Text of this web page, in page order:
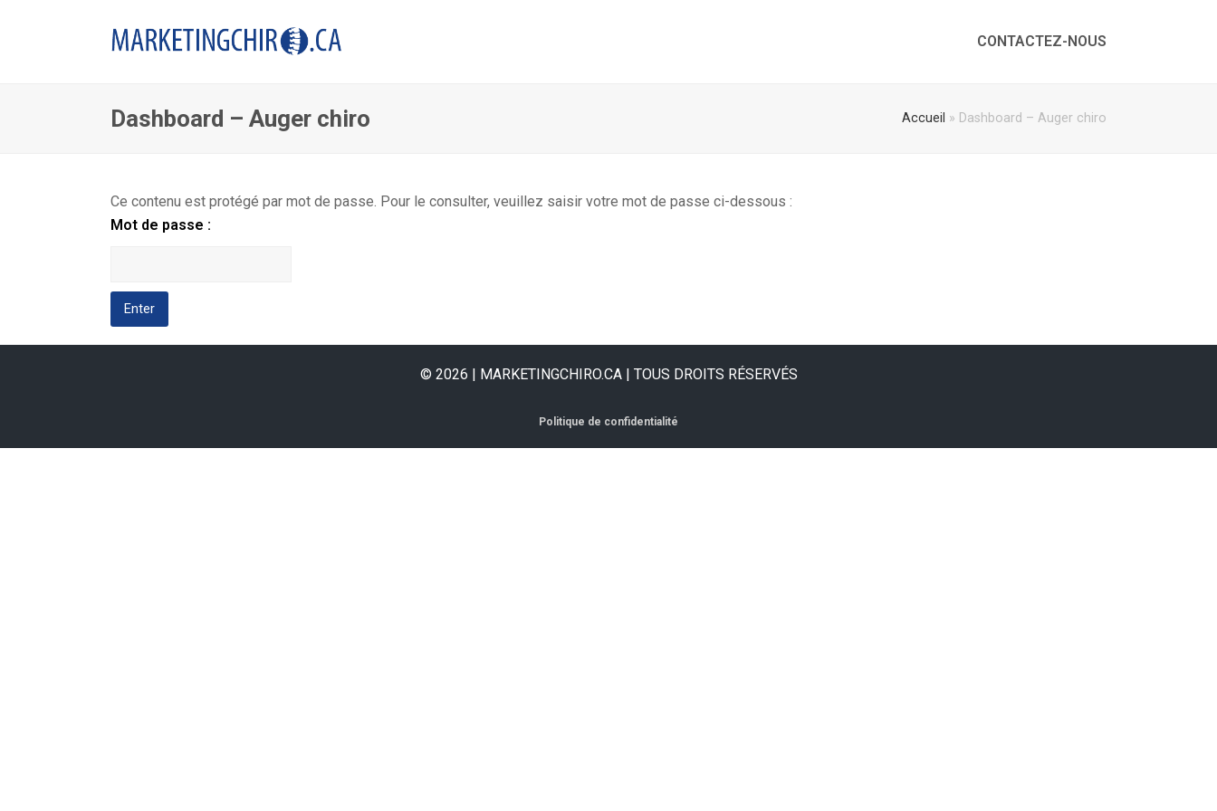
CONTACTEZ-NOUS
Dashboard – Auger chiro Accueil » Dashboard – Auger chiro
Ce contenu est protégé par mot de passe. Pour le consulter, veuillez saisir votre mot de passe ci-dessous :
Mot de passe :
© 2026 | MARKETINGCHIRO.CA | TOUS DROITS RÉSERVÉS
Politique de confidentialité